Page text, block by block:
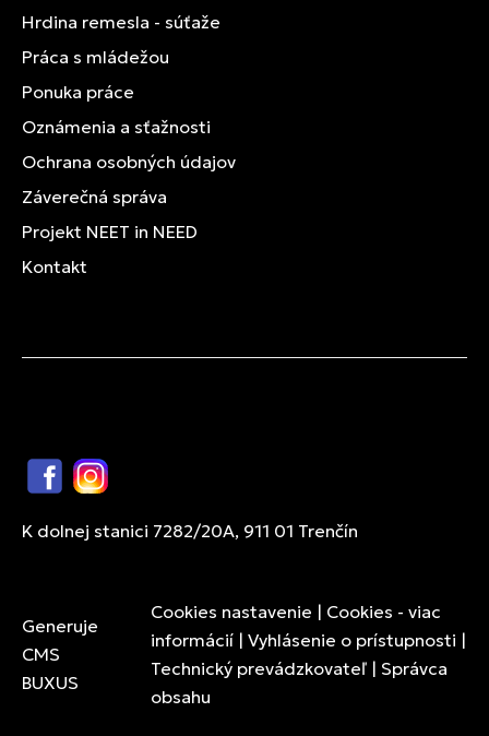
Hrdina remesla - súťaže
Práca s mládežou
Ponuka práce
Oznámenia a sťažnosti
Ochrana osobných údajov
Záverečná správa
Projekt NEET in NEED
Kontakt
FacebookInstagram
K dolnej stanici 7282/20A, 911 01 Trenčín
Generuje
CMS
BUXUS
Cookies nastavenie | Cookies - viac
informácií | Vyhlásenie o prístupnosti |
Technický prevádzkovateľ | Správca
obsahu